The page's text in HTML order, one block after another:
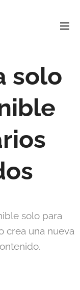
solo
solo para
crea una nueva